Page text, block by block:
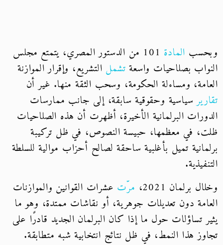
وبحسب المادة
101 من الدستور المصري، يتمتع مجلس
النواب بصلاحيات واسعة تشمل التشريع، وإقرار الموازنة
العامة، ومساءلة الحكومة، وسحب الثقة منها. غير أن
تقاريرسياسية وحقوقية سابقة، إلى جانب ممارسات
الدورات البرلمانية الأخيرة، أظهرت أن هذه الصلاحيات
ظلت، في معظمها، حبيسة النصوص، في ظل تركيبة
برلمانية تميل بأغلبية ساحقة لصالح أحزاب موالية للسلطة
التنفيذية.
وخلال برلمان 2021،
مرّت عشرات القوانين والموازنات
العامة دون تعديلات جوهرية، أو نقاشات ممتدة، وهو ما
يثير تساؤلات حول ما إذا كان البرلمان الجديد قادرًا على
تجاوز هذا النمط، في ظل نتائج انتخابية شبه متطابقة.